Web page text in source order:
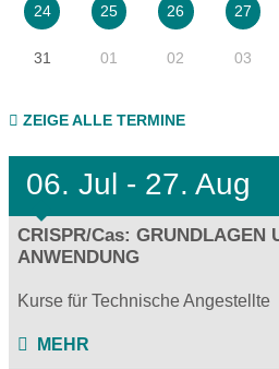
24 25 26 27
31 01 02 03
ZEIGE ALLE TERMINE
06. Jul - 27. Aug
CRISPR/Cas: GRUNDLAGEN
ANWENDUNG
Kurse für Technische Angestellte
MEHR